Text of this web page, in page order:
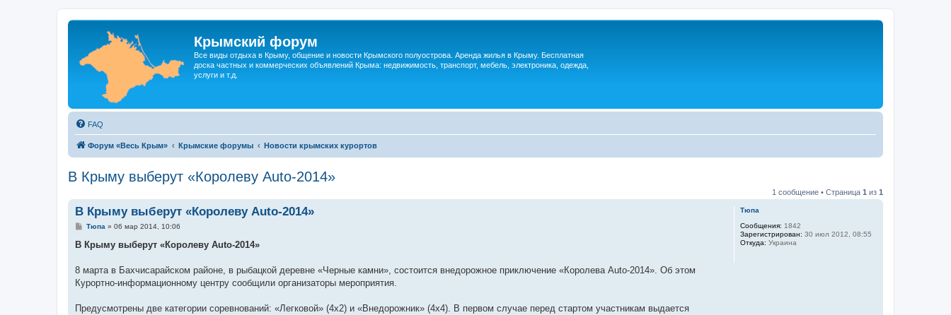
Крымский форум
Все виды отдыха в Крыму, общение и новости Крымского полуострова. Аренда жилья в Крыму. Бесплатная
доска частных и коммерческих объявлений Крыма: недвижимость, транспорт, мебель, электроника, одежда,
услуги и т.д.
FAQ
Форум «Весь Крым» Крымские форумы Новости крымских курортов
В Крыму выберут «Королеву Auto-2014»
1 сообщение • Страница 1 из 1
Тюпа
Сообщения: 1842
Зарегистрирован: 30 июл 2012, 08:55
Откуда: Украина
В Крыму выберут «Королеву Auto-2014»
С
о
е
и
Тюпа » 06 мар 2014, 10:06
В Крыму выберут «Королеву Auto-2014»
8 марта в Бахчисарайском районе, в рыбацкой деревне «Черные камни», состоится внедорожное приключение «Королева Auto-2014». Об этом
Курортно-информационному центру сообщили организаторы мероприятия.
Предусмотрены две категории соревнований: «Легковой» (4х2) и «Внедорожник» (4х4). В первом случае перед стартом участникам выдается